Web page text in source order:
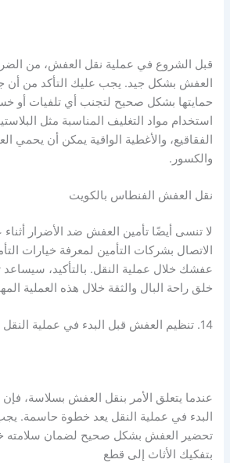
قبل الشروع في عملية نقل العفش، من
العفش بشكل جيد. يجب عليك التأكد من أن
حمايتها بشكل صحيح لتجنب أي تلفيات أو
استخدام مواد التغليف المناسبة مثل
الفقاقيع، والأغطية الواقية يمكن أن
والكسور.
نقل العفش الفنطاس بالكويت
لا تنسى أيضًا تأمين العفش ضد الأضرار
الاتصال بشركات التأمين لمعرفة خيارات
عفشك خلال عملية النقل. بالتأكيد،
خلق راحة البال والثقة خلال هذه العملية
14. تنظيم العفش قبل البدء في عملية النقل
عندما يتعلق الأمر بنقل العفش بسلاسة،
البدء في عملية النقل يعد خطوة حاسمة.
تحضير العفش بشكل صحيح لضمان سلامته
بتفكيك الأثاث إلى قطع